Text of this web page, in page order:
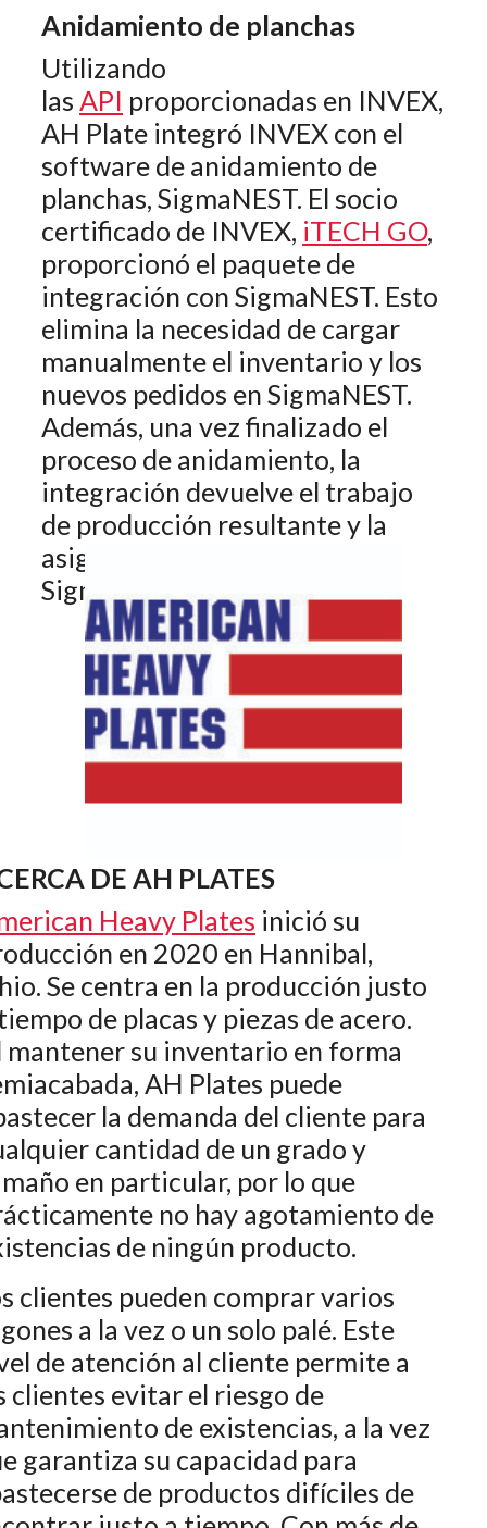
Anidamiento de planchas
Utilizando
las API proporcionadas en INVEX,
AH Plate integró INVEX con el
software de anidamiento de
planchas, SigmaNEST. El socio
certificado de INVEX, iTECH GO,
proporcionó el paquete de
integración con SigmaNEST. Esto
elimina la necesidad de cargar
manualmente el inventario y los
nuevos pedidos en SigmaNEST.
Además, una vez finalizado el
proceso de anidamiento, la
integración devuelve el trabajo
de producción resultante y la
asignación de inventario, de
SigmaNEST a INVEX.
DE AH PLATES
Heavy Plates inició su
en 2020 en Hannibal,
Se centra en la producción justo
de placas y piezas de acero.
mantener su inventario en forma
AH Plates puede
la demanda del cliente para
cantidad de un grado y
en particular, por lo que
no hay agotamiento de
de ningún producto.
clientes pueden comprar varios
a la vez o un solo palé. Este
de atención al cliente permite a
clientes evitar el riesgo de
de existencias, a la vez
garantiza su capacidad para
de productos difíciles de